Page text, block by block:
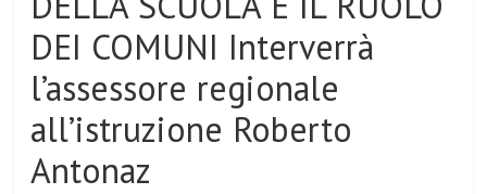
DEI COMUNI Interverrà
l’assessore regionale
all’istruzione Roberto
Antonaz